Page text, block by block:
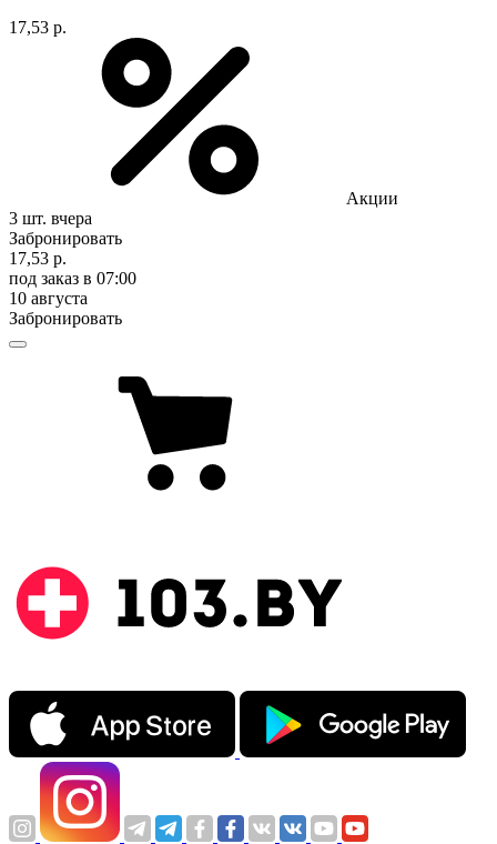
17,53 р.
Акции
3 шт. вчера
Забронировать
17,53 р.
под заказ в 07:00
10 августа
Забронировать